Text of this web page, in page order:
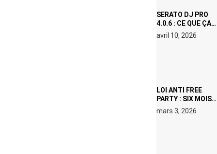
SERATO DJ PRO
4.0.6 : CE QUE ÇA
CHANGE, MÊME SI
VOUS N’ÊTES NI
avril 10, 2026
LOI ANTI FREE
PARTY : SIX MOIS
DE PRISON ET 5
000 € D’AMENDE
mars 3, 2026